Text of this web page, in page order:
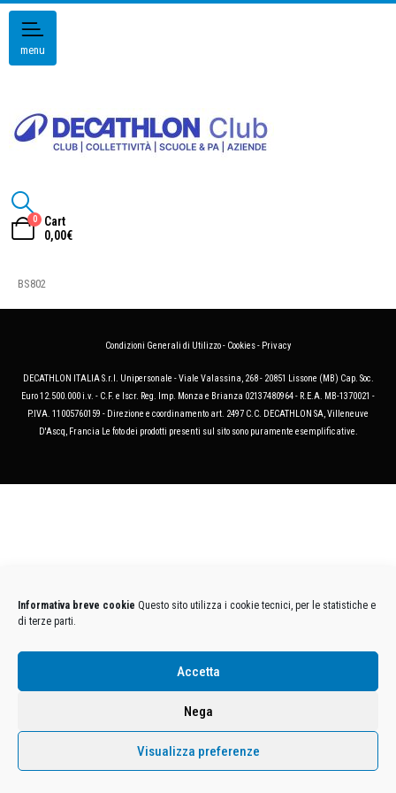
Informativa breve cookie Questo sito utilizza i cookie tecnici, per le statistiche e
di terze parti.
Accetta
Nega
Visualizza preferenze
menu
0
Cart
0,00€
BS802
Condizioni Generali di Utilizzo- Cookies- Privacy
DECATHLON ITALIA S.r.l. Unipersonale - Viale Valassina, 268 - 20851 Lissone (MB) Cap. Soc.
Euro 12.500.000 i.v. - C.F. e Iscr. Reg. Imp. Monza e Brianza 02137480964 - R.E.A. MB-1370021 -
P.IVA. 11005760159 - Direzione e coordinamento art. 2497 C.C. DECATHLON SA, Villeneuve
D'Ascq, Francia Le foto dei prodotti presenti sul sito sono puramente esemplificative.